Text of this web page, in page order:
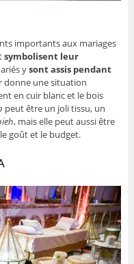
importants aux mariages
symbolisent leur
ysont assis pendant
donne une situation
en cuir blanc et le bois
peut être un joli tissu, un
, mais elle peut aussi être
goût et le budget.